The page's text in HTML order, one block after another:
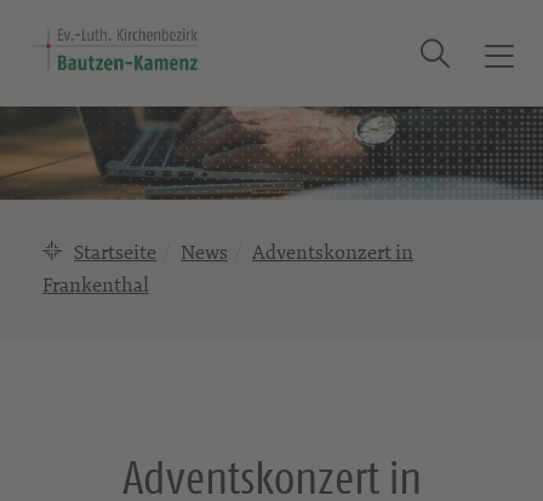
T
g
g
l
Suche
Startseite News
Adventskonzert in
Frankenthal
Adventskonzert in